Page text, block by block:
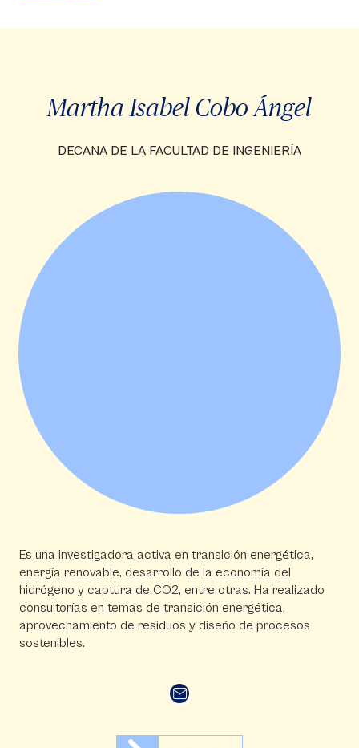
Martha Isabel Cobo Ángel
DECANA DE LA FACULTAD DE INGENIERÍA
Es una investigadora activa en transición energética,
energía renovable, desarrollo de la economía del
hidrógeno y captura de CO2, entre otras. Ha realizado
consultorías en temas de transición energética,
aprovechamiento de residuos y diseño de procesos
sostenibles.